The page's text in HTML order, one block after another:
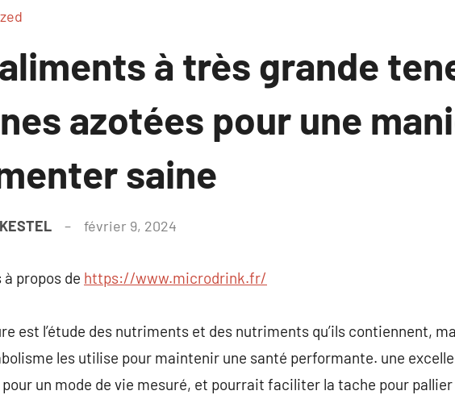
à très grande
azotées pour une
saine
février 9, 2024
à propos de https://www.microdrink.fr/
est l’étude des nutriments et des nutriments qu’ils contiennent,
les utilise pour maintenir une santé performante. une
un mode de vie mesuré, et pourrait faciliter la tache pour